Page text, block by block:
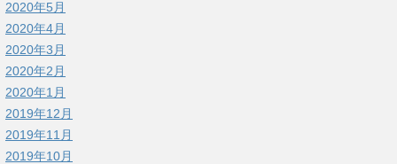
2020年5月
2020年4月
2020年3月
2020年2月
2020年1月
2019年12月
2019年11月
2019年10月